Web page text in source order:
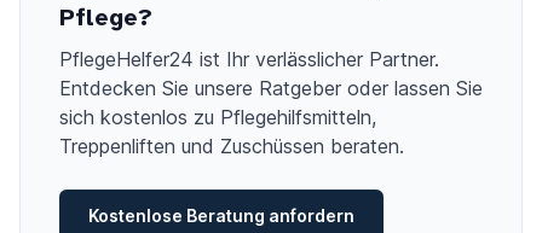
Pflege?
PflegeHelfer24 ist Ihr verlässlicher Partner.
Entdecken Sie unsere Ratgeber oder lassen Sie
sich kostenlos zu Pflegehilfsmitteln,
Treppenliften und Zuschüssen beraten.
Kostenlose Beratung anfordern